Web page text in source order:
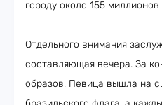
городу около 155
Отдельного внимания
составляющая вечера. За
образов! Певица вышла на